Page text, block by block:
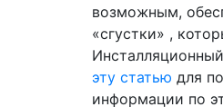
возможным,
«сгустки» ,
эту статью для
информации по